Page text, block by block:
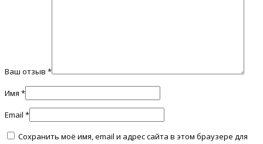
Ваш отзыв *
Имя *
Email *
Сохранить моё имя, email и адрес сайта в этом браузере для